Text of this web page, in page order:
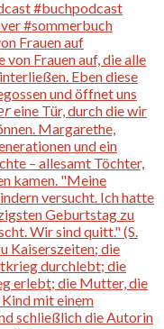
Frauen auf